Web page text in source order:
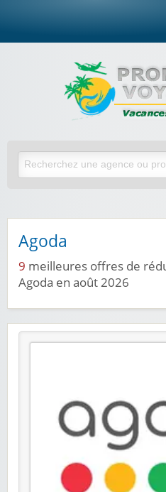
Agoda
9 meilleures offres de
Agoda en août 2026